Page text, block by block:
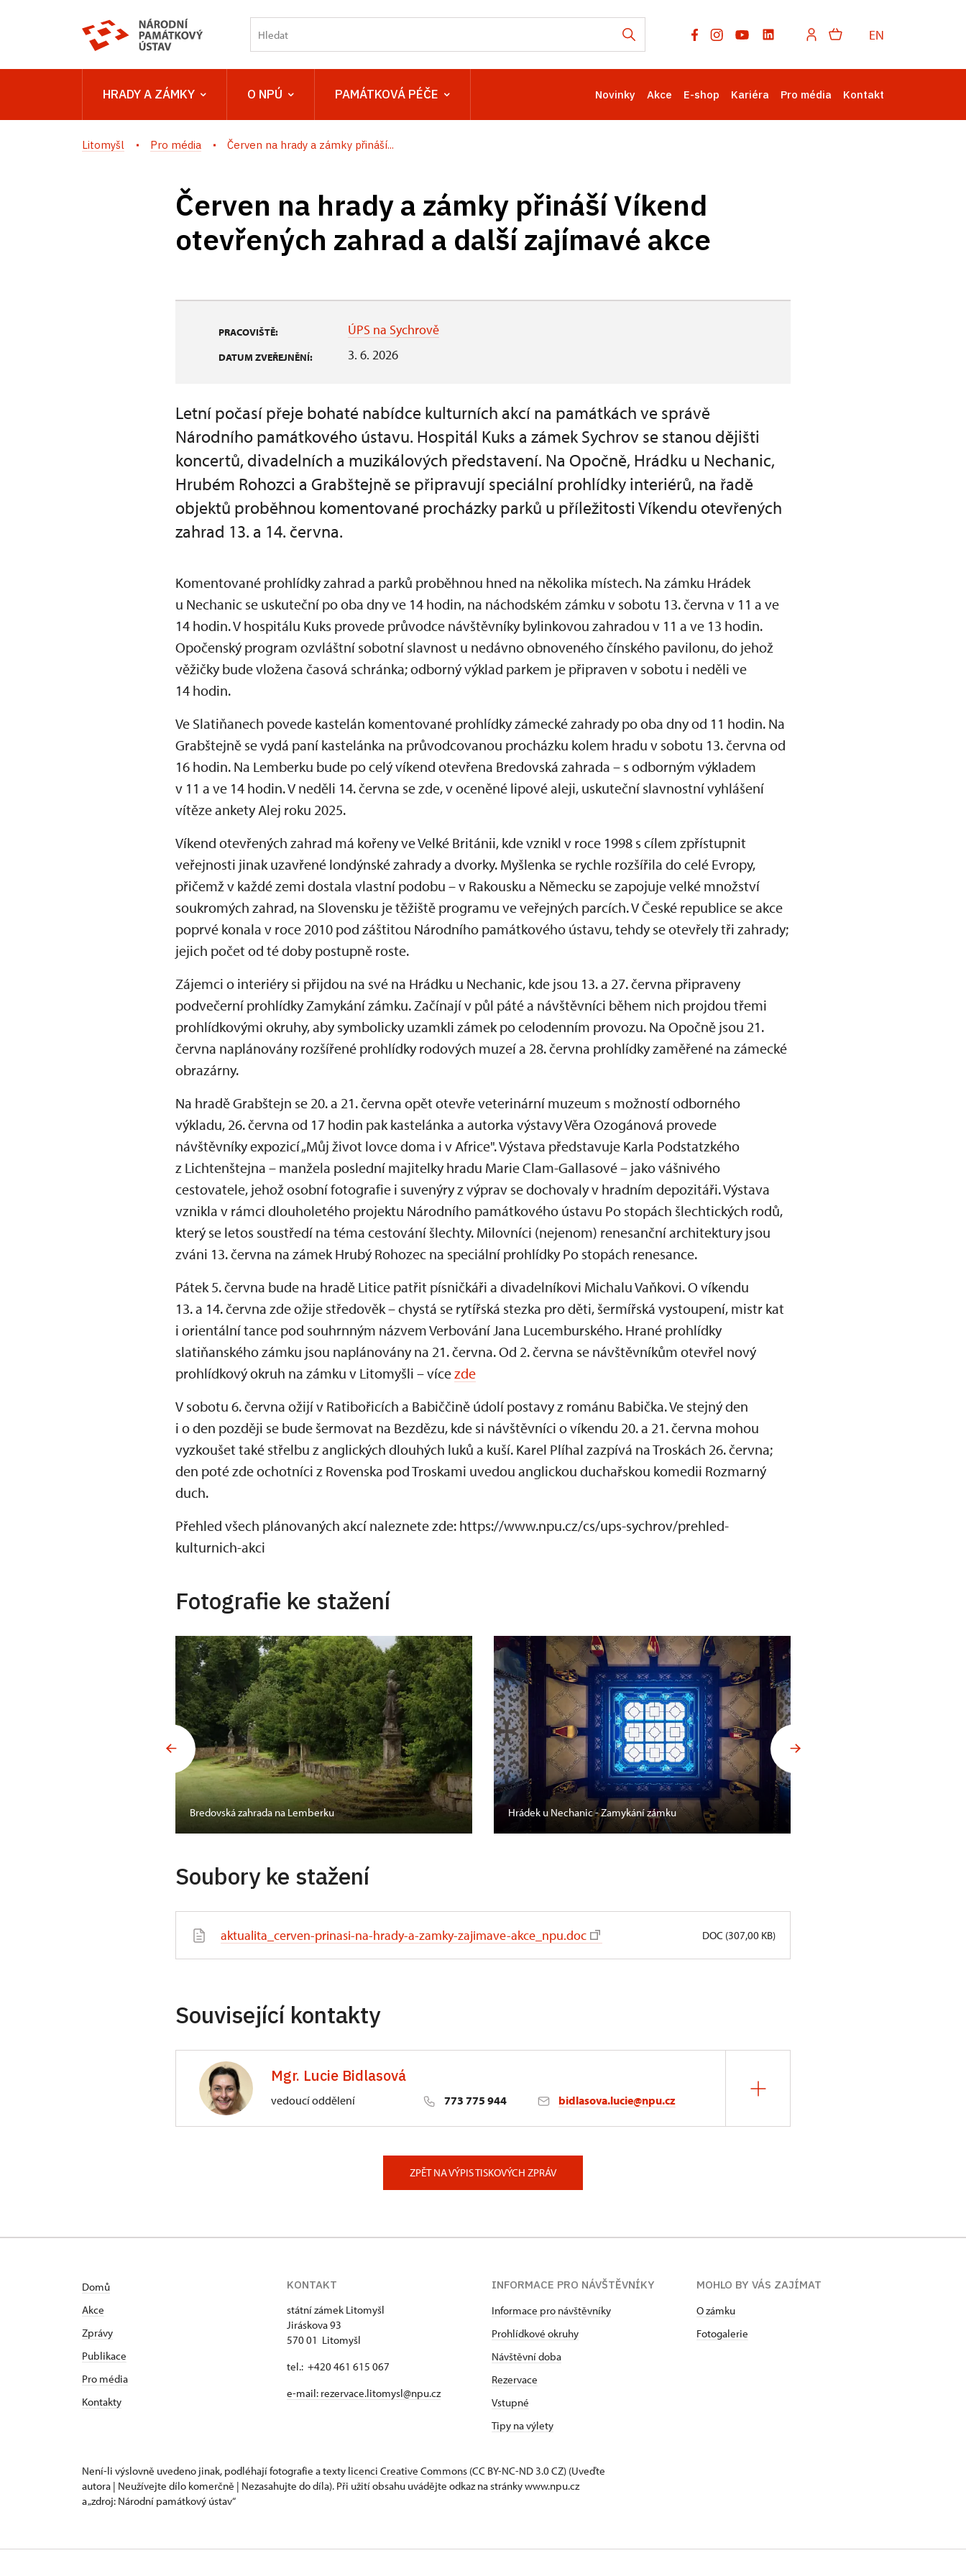
EN
HRADY A ZÁMKY O NPÚ PAMÁTKOVÁ PÉČE Novinky Akce E-shop Kariéra Pro média Kontakt
Litomyšl Pro média Červen na hrady a zámky přináší...
Červen na hrady a zámky přináší Víkend
otevřených zahrad a další zajímavé akce
PRACOVIŠTĚ: ÚPS na Sychrově
DATUM ZVEŘEJNĚNÍ: 3. 6. 2026
Letní počasí přeje bohaté nabídce kulturních akcí na památkách ve správě
Národního památkového ústavu. Hospitál Kuks a zámek Sychrov se stanou dějišti
koncertů, divadelních a muzikálových představení. Na Opočně, Hrádku u Nechanic,
Hrubém Rohozci a Grabštejně se připravují speciální prohlídky interiérů, na řadě
objektů proběhnou komentované procházky parků u příležitosti Víkendu otevřených
zahrad 13. a 14. června.
Komentované prohlídky zahrad a parků proběhnou hned na několika místech. Na zámku Hrádek
u Nechanic se uskuteční po oba dny ve 14 hodin, na náchodském zámku v sobotu 13. června v 11 a ve
14 hodin. V hospitálu Kuks provede průvodce návštěvníky bylinkovou zahradou v 11 a ve 13 hodin.
Opočenský program ozvláštní sobotní slavnost u nedávno obnoveného čínského pavilonu, do jehož
věžičky bude vložena časová schránka; odborný výklad parkem je připraven v sobotu i neděli ve
14 hodin.
Ve Slatiňanech povede kastelán komentované prohlídky zámecké zahrady po oba dny od 11 hodin. Na
Grabštejně se vydá paní kastelánka na průvodcovanou procházku kolem hradu v sobotu 13. června od
16 hodin. Na Lemberku bude po celý víkend otevřena Bredovská zahrada – s odborným výkladem
v 11 a ve 14 hodin. V neděli 14. června se zde, v oceněné lipové aleji, uskuteční slavnostní vyhlášení
vítěze ankety Alej roku 2025.
Víkend otevřených zahrad má kořeny ve Velké Británii, kde vznikl v roce 1998 s cílem zpřístupnit
veřejnosti jinak uzavřené londýnské zahrady a dvorky. Myšlenka se rychle rozšířila do celé Evropy,
přičemž v každé zemi dostala vlastní podobu – v Rakousku a Německu se zapojuje velké množství
soukromých zahrad, na Slovensku je těžiště programu ve veřejných parcích. V České republice se akce
poprvé konala v roce 2010 pod záštitou Národního památkového ústavu, tehdy se otevřely tři zahrady;
jejich počet od té doby postupně roste.
Zájemci o interiéry si přijdou na své na Hrádku u Nechanic, kde jsou 13. a 27. června připraveny
podvečerní prohlídky Zamykání zámku. Začínají v půl páté a návštěvníci během nich projdou třemi
prohlídkovými okruhy, aby symbolicky uzamkli zámek po celodenním provozu. Na Opočně jsou 21.
června naplánovány rozšířené prohlídky rodových muzeí a 28. června prohlídky zaměřené na zámecké
obrazárny.
Na hradě Grabštejn se 20. a 21. června opět otevře veterinární muzeum s možností odborného
výkladu, 26. června od 17 hodin pak kastelánka a autorka výstavy Věra Ozogánová provede
návštěvníky expozicí „Můj život lovce doma i v Africe". Výstava představuje Karla Podstatzkého
z Lichtenštejna – manžela poslední majitelky hradu Marie Clam-Gallasové – jako vášnivého
cestovatele, jehož osobní fotografie i suvenýry z výprav se dochovaly v hradním depozitáři. Výstava
vznikla v rámci dlouholetého projektu Národního památkového ústavu Po stopách šlechtických rodů,
který se letos soustředí na téma cestování šlechty. Milovníci (nejenom) renesanční architektury jsou
zváni 13. června na zámek Hrubý Rohozec na speciální prohlídky Po stopách renesance.
Pátek 5. června bude na hradě Litice patřit písničkáři a divadelníkovi Michalu Vaňkovi. O víkendu
13. a 14. června zde ožije středověk – chystá se rytířská stezka pro děti, šermířská vystoupení, mistr kat
i orientální tance pod souhrnným názvem Verbování Jana Lucemburského. Hrané prohlídky
slatiňanského zámku jsou naplánovány na 21. června. Od 2. června se návštěvníkům otevřel nový
prohlídkový okruh na zámku v Litomyšli – vícezde
V sobotu 6. června ožijí v Ratibořicích a Babiččině údolí postavy z románu Babička. Ve stejný den
i o den později se bude šermovat na Bezdězu, kde si návštěvníci o víkendu 20. a 21. června mohou
vyzkoušet také střelbu z anglických dlouhých luků a kuší. Karel Plíhal zazpívá na Troskách 26. června;
den poté zde ochotníci z Rovenska pod Troskami uvedou anglickou duchařskou komedii Rozmarný
duch.
Přehled všech plánovaných akcí naleznete zde: https://www.npu.cz/cs/ups-sychrov/prehled-
kulturnich-akci
Fotografie ke stažení
Bredovská zahrada na Lemberku Hrádek u Nechanic - Zamykání zámku
Soubory ke stažení
aktualita_cerven-prinasi-na-hrady-a-zamky-zajimave-akce_npu.doc DOC (307,00 KB)
Související kontakty
Mgr. Lucie Bidlasová
vedoucí oddělení 773 775 944 bidlasova.lucie@npu.cz
ZPĚT NA VÝPIS TISKOVÝCH ZPRÁV
Domů
Akce
Zprávy
Publikace
Pro média
Kontakty
KONTAKT
státní zámek Litomyšl
Jiráskova 93
570 01 Litomyšl
tel.: +420 461 615 067
e-mail: rezervace.litomysl@npu.cz
INFORMACE PRO NÁVŠTĚVNÍKY
Informace pro návštěvníky
Prohlídkové okruhy
Návštěvní doba
Rezervace
Vstupné
Tipy na výlety
MOHLO BY VÁS ZAJÍMAT
O zámku
Fotogalerie
Není-li výslovně uvedeno jinak, podléhají fotografie a texty licenci Creative Commons (CC BY-NC-ND 3.0 CZ) (Uveďte
autora | Neužívejte dílo komerčně | Nezasahujte do díla). Při užití obsahu uvádějte odkaz na stránky www.npu.cz
a „zdroj: Národní památkový ústav“